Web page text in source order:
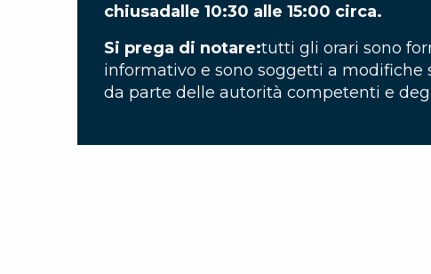
chiusadalle 10:30 alle 15:00 circa.
Si prega di notare:tutti gli orari sono
informativo e sono soggetti a modifiche
da parte delle autorità competenti e